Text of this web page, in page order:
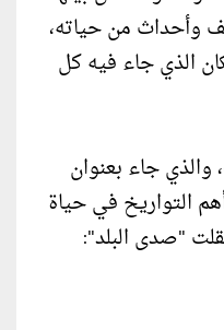
وأحداث من حياته،
الذي جاء فيه كل
جاء بعنوان
التواريخ في حياة
"صدى البلد":